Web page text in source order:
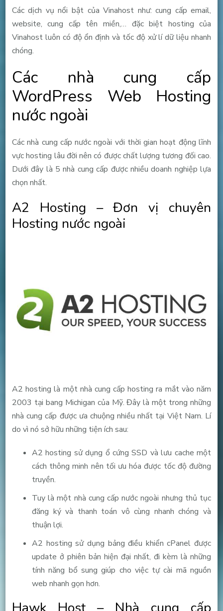
Các dịch vụ nổi bật của Vinahost như: cung cấp email,
website, cung cấp tên miền,… đặc biệt hosting của
Vinahost luôn có độ ổn định và tốc độ xử lí dữ liệu nhanh
chóng.
Các nhà cung cấp
WordPress Web Hosting
nước ngoài
Các nhà cung cấp nước ngoài với thời gian hoạt động lĩnh
vực hosting lâu đời nên có được chất lượng tương đối cao.
Dưới đây là 5 nhà cung cấp được nhiều doanh nghiệp lựa
chọn nhất.
A2 Hosting – Đơn vị chuyên
Hosting nước ngoài
A2 hosting là một nhà cung cấp hosting ra mắt vào năm
2003 tại bang Michigan của Mỹ. Đây là một trong những
nhà cung cấp được ưa chuộng nhiều nhất tại Việt Nam. Lí
do vì nó sở hữu những tiện ích sau:
A2 hosting sử dụng ổ cứng SSD và lưu cache một
cách thông minh nên tối ưu hóa được tốc độ đường
truyền.
Tuy là một nhà cung cấp nước ngoài nhưng thủ tục
đăng ký và thanh toán vô cùng nhanh chóng và
thuận lợi.
A2 hosting sử dụng bảng điều khiển cPanel được
update ở phiên bản hiện đại nhất, đi kèm là những
tính năng bổ sung giúp cho việc tự cài mã nguồn
web nhanh gọn hơn.